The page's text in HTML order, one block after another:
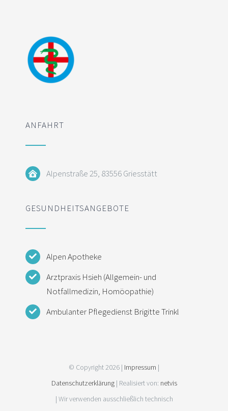
ANFAHRT
Alpenstraße 25, 83556 Griesstätt
GESUNDHEITSANGEBOTE
Alpen Apotheke
Arztpraxis Hsieh (Allgemein- und
Notfallmedizin, Homöopathie)
Ambulanter Pflegedienst Brigitte Trinkl
© Copyright 2026 | Impressum |
Datenschutzerklärung| Realisiert von: netvis
| Wir verwenden ausschließlich technisch